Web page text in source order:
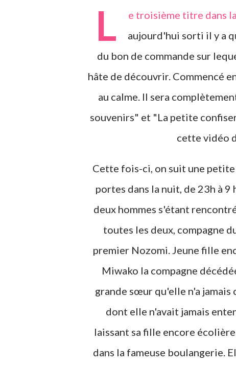
L
e troisième titre dans
aujourd'hui sorti il y a
du bon de commande sur
hâte de découvrir. Commencé
au calme. Il sera
souvenirs" et "La petite
cette vidéo
Cette fois-ci, on suit une
portes dans la nuit, de 23h à
deux hommes s'étant
toutes les deux, compagne
premier Nozomi. Jeune fille
Miwako la compagne
grande sœur qu'elle n'a
dont elle n'avait jamais
laissant sa fille encore
dans la fameuse boulangerie.